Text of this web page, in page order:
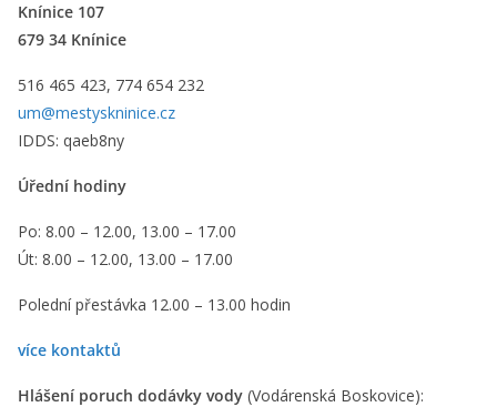
Knínice 107
679 34 Knínice
516 465 423, 774 654 232
um@mestyskninice.cz
IDDS: qaeb8ny
Úřední hodiny
Po: 8.00 – 12.00, 13.00 – 17.00
Út: 8.00 – 12.00, 13.00 – 17.00
Polední přestávka 12.00 – 13.00 hodin
více kontaktů
Hlášení poruch dodávky vody (Vodárenská Boskovice):